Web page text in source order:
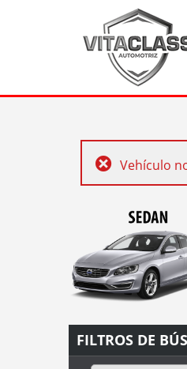
Vehículo
FILTROS DE